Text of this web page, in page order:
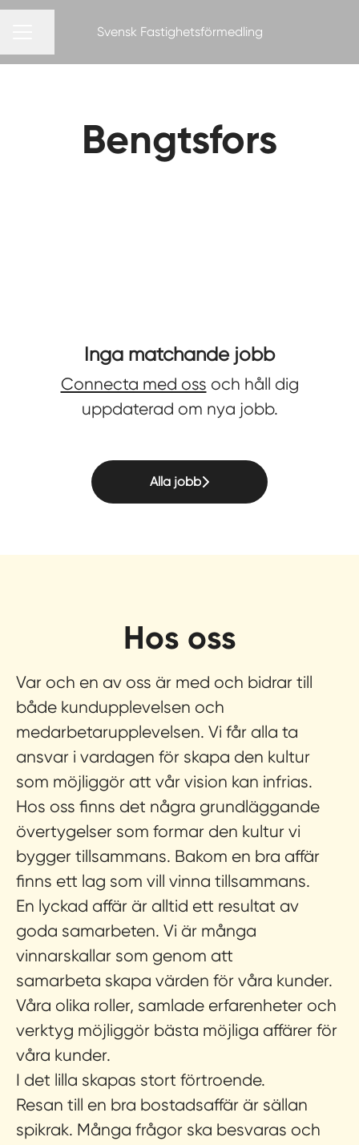
Svensk Fastighetsförmedling
Bengtsfors
Inga matchande jobb
Connecta med oss och håll dig
uppdaterad om nya jobb.
Alla jobb
Hos oss
Var och en av oss är med och bidrar till
både kundupplevelsen och
medarbetarupplevelsen. Vi får alla ta
ansvar i vardagen för skapa den kultur
som möjliggör att vår vision kan infrias.
Hos oss finns det några grundläggande
övertygelser som formar den kultur vi
bygger tillsammans. Bakom en bra affär
finns ett lag som vill vinna tillsammans.
En lyckad affär är alltid ett resultat av
goda samarbeten. Vi är många
vinnarskallar som genom att
samarbeta skapa värden för våra kunder.
Våra olika roller, samlade erfarenheter och
verktyg möjliggör bästa möjliga affärer för
våra kunder.
I det lilla skapas stort förtroende.
Resan till en bra bostadsaffär är sällan
spikrak. Många frågor ska besvaras och